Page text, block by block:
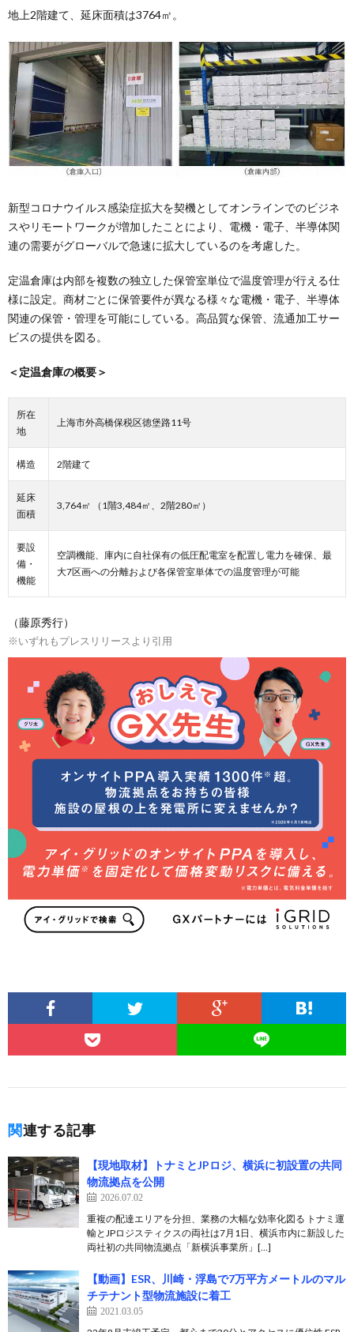
地上2階建て、延床面積は3764㎡。
新型コロナウイルス感染症拡大を契機としてオンラインでのビジネ
スやリモートワークが増加したことにより、電機・電子、半導体関
連の需要がグローバルで急速に拡大しているのを考慮した。
定温倉庫は内部を複数の独立した保管室単位で温度管理が行える仕
様に設定。商材ごとに保管要件が異なる様々な電機・電子、半導体
関連の保管・管理を可能にしている。高品質な保管、流通加工サー
ビスの提供を図る。
＜定温倉庫の概要＞
所在
地
上海市外高橋保税区徳堡路11号
構造 2階建て
延床
面積
3,764㎡ （1階3,484㎡、2階280㎡）
要設
備・
機能
空調機能、庫内に自社保有の低圧配電室を配置し電力を確保、最
大7区画への分離および各保管室単体での温度管理が可能
（藤原秀行）
※いずれもプレスリリースより引用
関連する記事
【現地取材】トナミとJPロジ、横浜に初設置の共同
物流拠点を公開
2026.07.02
重複の配達エリアを分担、業務の大幅な効率化図る トナミ運
輸とJPロジスティクスの両社は7月1日、横浜市内に新設した
両社初の共同物流拠点「新横浜事業所」[…]
【動画】ESR、川崎・浮島で7万平方メートルのマル
チテナント型物流施設に着工
2021.03.05